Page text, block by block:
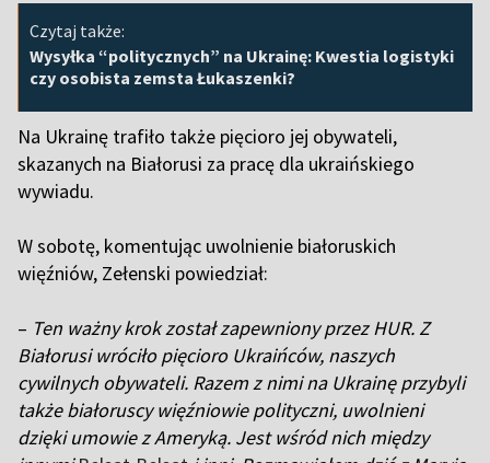
Czytaj także:
Wysyłka “politycznych” na Ukrainę: Kwestia logistyki
czy osobista zemsta Łukaszenki?
Na Ukrainę trafiło także pięcioro jej obywateli,
skazanych na Białorusi za pracę dla ukraińskiego
wywiadu.
W sobotę, komentując uwolnienie białoruskich
więźniów, Zełenski powiedział:
– Ten ważny krok został zapewniony przez HUR. Z
Białorusi wróciło pięcioro Ukraińców, naszych
cywilnych obywateli. Razem z nimi na Ukrainę przybyli
także białoruscy więźniowie polityczni, uwolnieni
dzięki umowie z Ameryką. Jest wśród nich między